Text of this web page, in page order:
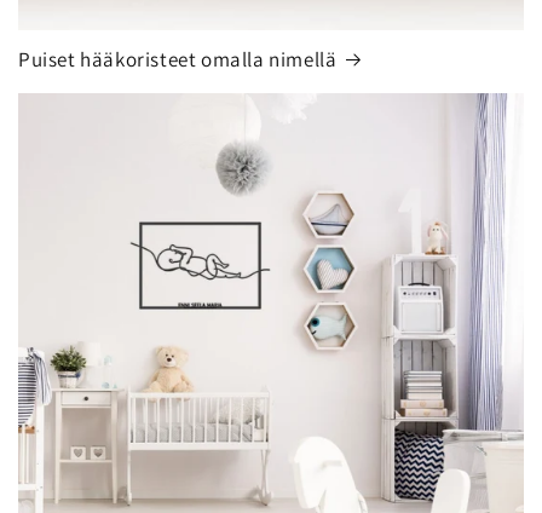
Puiset hääkoristeet omalla nimellä